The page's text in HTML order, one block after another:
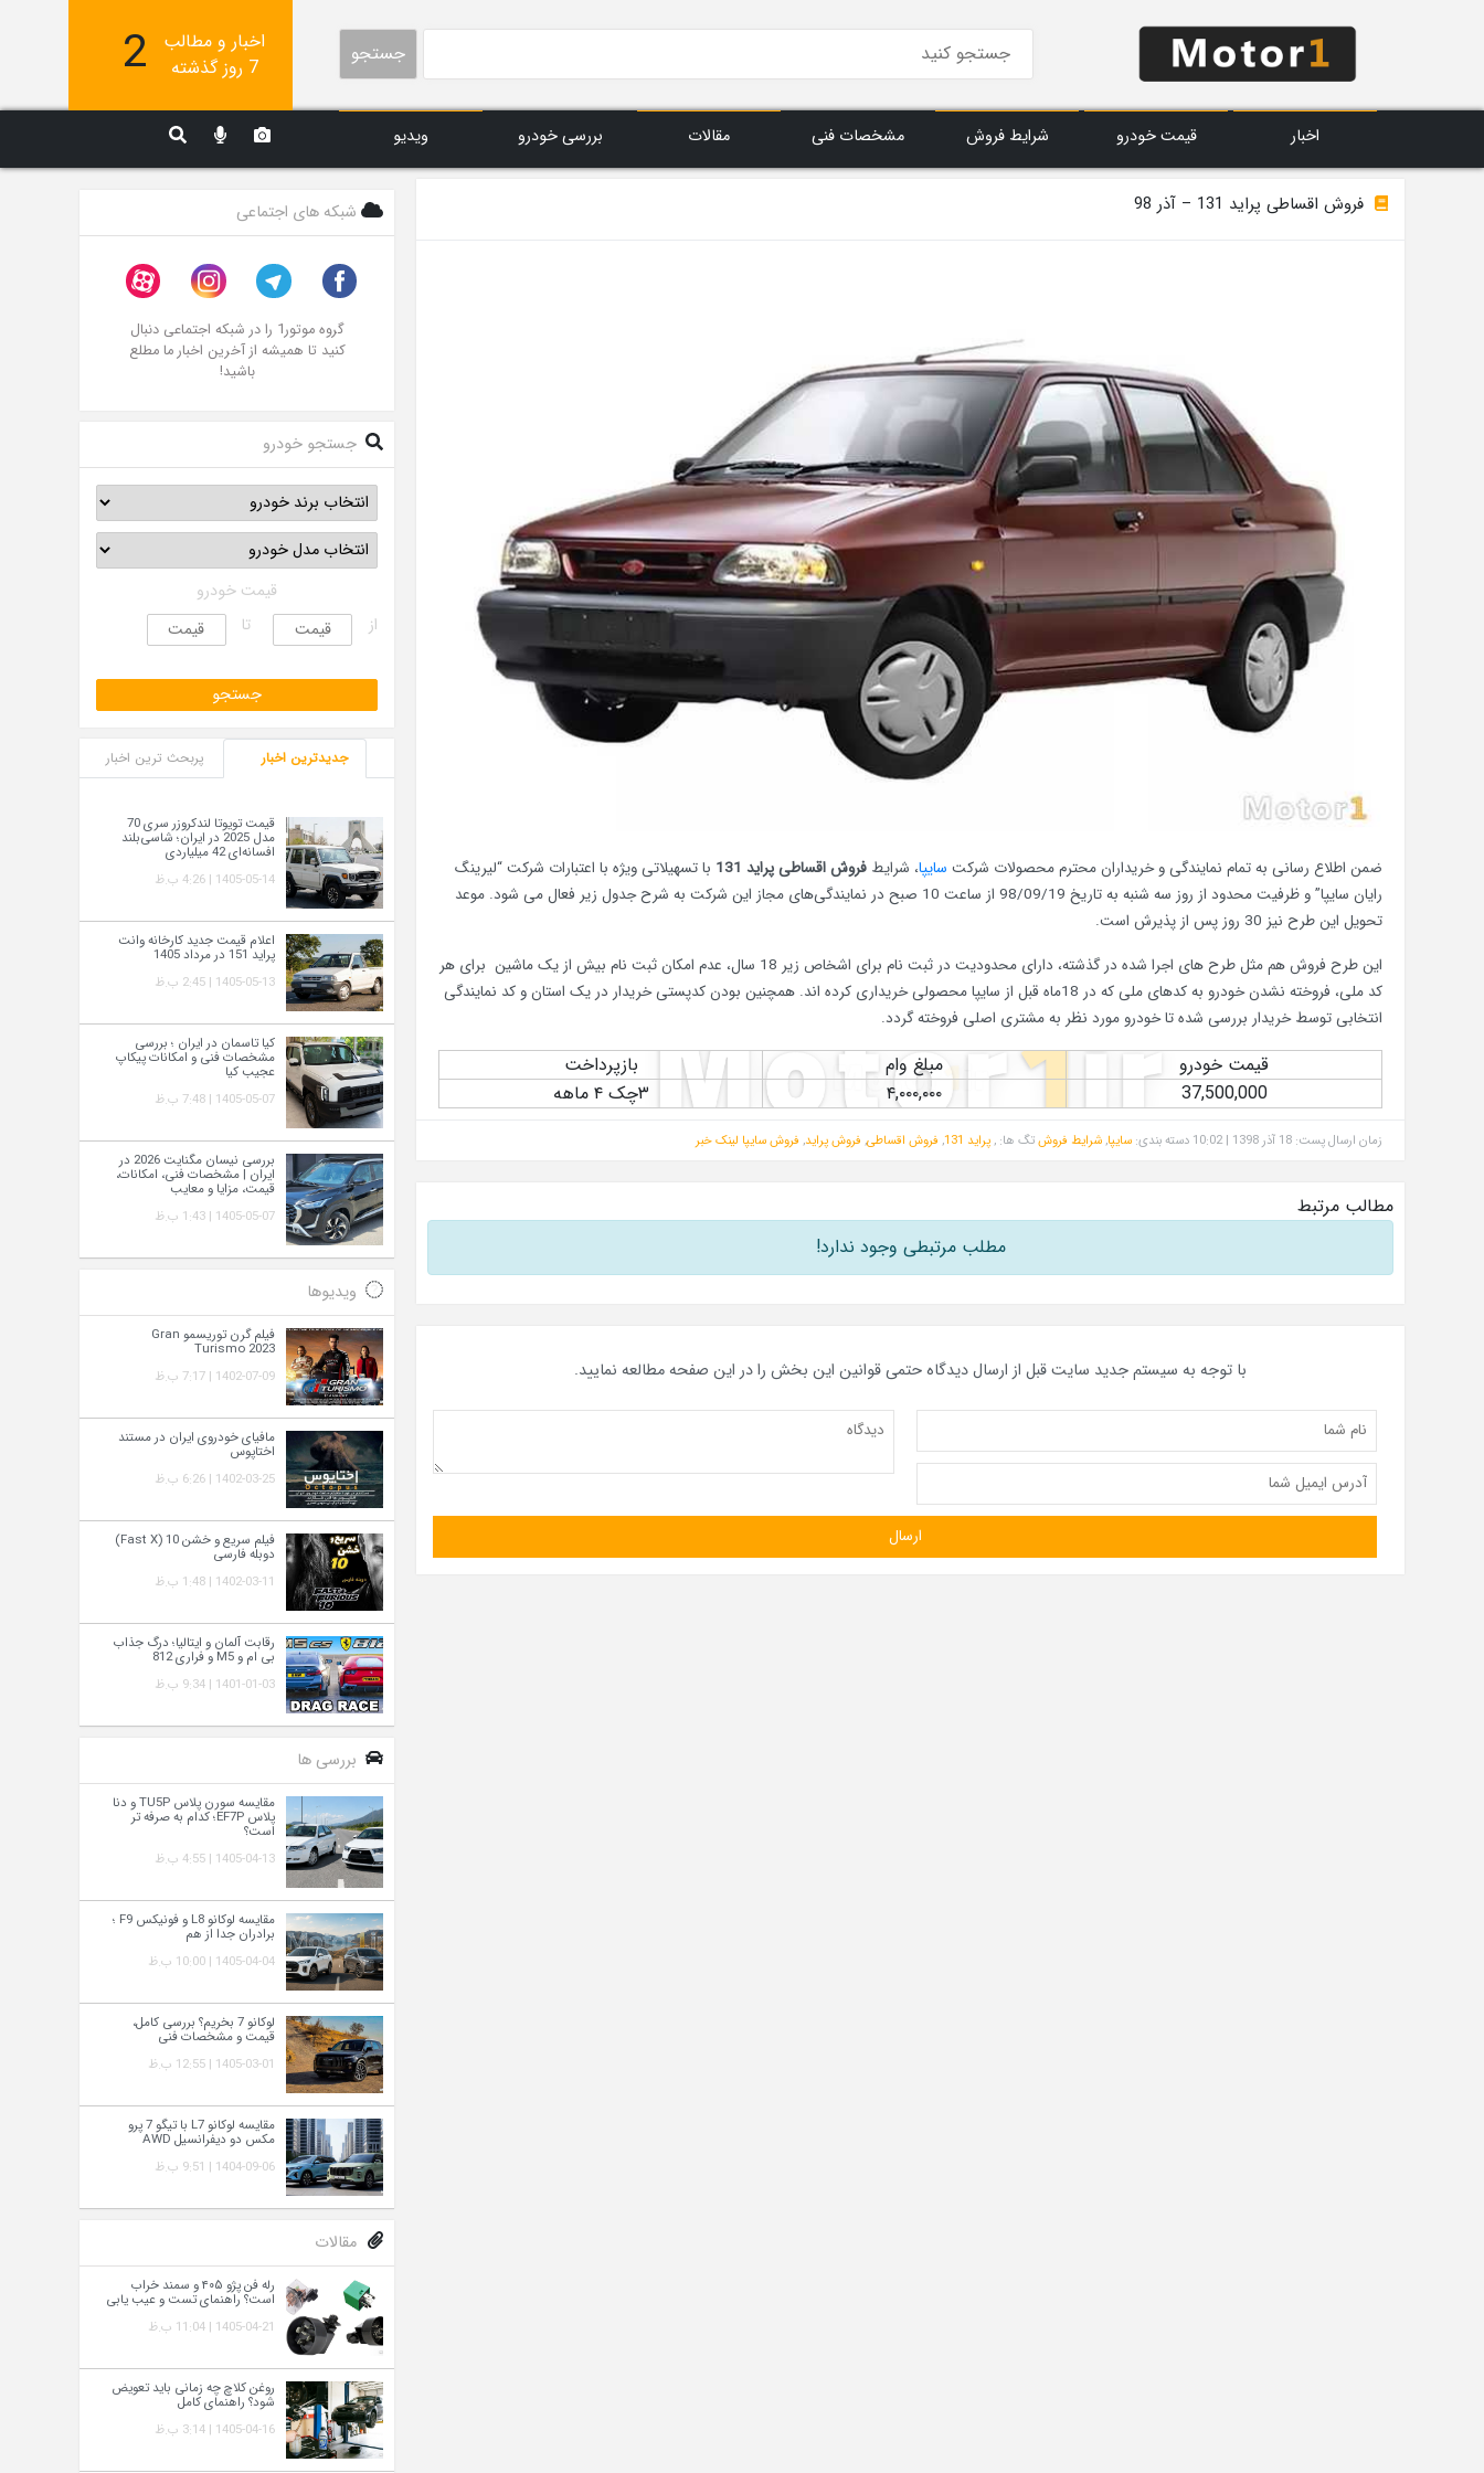
جستجو
اخبار و مطالب
7 روز گذشته
2
اخبار قیمت خودرو شرایط فروش مشخصات فنی مقالات بررسی خودرو ویدیو
فروش اقساطی پراید 131 – آذر 98
ضمن اطلاع رسانی به تمام نمایندگی و خریداران محترم محصولات شرکت سایپا، شرایط فروش اقساطی پراید 131
با تسهیلاتی ویژه با اعتبارات شرکت “لیرینگ
رایان سایپا” و ظرفیت محدود از روز سه شنبه به تاریخ 98/09/19 از ساعت 10 صبح در نمایندگی‌های مجاز این شرکت به شرح جدول زیر فعال می شود. موعد
تحویل این طرح نیز 30 روز پس از پذیرش است.
این طرح فروش هم مثل طرح های اجرا شده در گذشته، دارای محدودیت در ثبت‌ نام برای اشخاص زیر 18 سال، عدم امکان ثبت نام بیش از یک ماشین برای هر
کد ملی، فروخته نشدن خودرو به کدهای ملی که در 18ماه قبل از سایپا محصولی خریداری کرده اند. همچنین بودن کدپستی خریدار در یک استان و کد نمایندگی
انتخابی توسط خریدار بررسی شده تا خودرو مورد نظر به مشتری اصلی فروخته گردد.
قیمت خودرو مبلغ وام
بازپرداخت
37,500,000
۴,۰۰۰,۰۰۰ ۳چک ۴ ماهه
زمان ارسال پست: 18 آذر 1398 | 10:02 دسته بندی: سایپا,شرایط فروشتگ ها: ,پراید 131 , فروش اقساطی, فروش پراید, فروش سایپا لینک خبر
مطالب مرتبط
مطلب مرتبطی وجود ندارد!
با توجه به سیستم جدید سایت قبل از ارسال دیدگاه حتمی قوانین این بخش را در این صفحه مطالعه نمایید.
شبکه های اجتماعی
گروه موتور1 را در شبکه اجتماعی دنبال
کنید تا همیشه از آخرین اخبار ما مطلع
باشید!
جستجو خودرو
قیمت خودرو
از
تا
جدیدترین اخبار پربحث ترین اخبار
قیمت تویوتا لندکروزر سری 70
مدل 2025 در ایران؛ شاسی‌بلند
افسانه‌ای 42 میلیاردی
1405-05-14 | 4:26 ب.ظ
اعلام قیمت جدید کارخانه وانت
پراید 151 در مرداد 1405
1405-05-13 | 2:45 ب.ظ
کیا تاسمان در ایران ؛ بررسی
مشخصات فنی و امکانات پیکاپ
عجیب کیا
1405-05-07 | 7:48 ب.ظ
بررسی نیسان مگنایت 2026 در
ایران | مشخصات فنی، امکانات،
قیمت، مزایا و معایب
1405-05-07 | 1:43 ب.ظ
ویدیوها
فیلم گرن توریسمو Gran
Turismo 2023
1402-07-09 | 7:17 ب.ظ
مافیای خودروی ایران در مستند
اختاپوس
1402-03-25 | 6:26 ب.ظ
فیلم سریع و خشن 10 (Fast X)
دوبله فارسی
1402-03-11 | 1:48 ب.ظ
رقابت آلمان و ایتالیا؛ درگ جذاب
بی ام و M5 و فراری 812
1401-01-03 | 9:34 ب.ظ
بررسی ها
مقایسه سورن پلاس TU5P و دنا
پلاس EF7P؛ کدام به‌ صرفه‌ تر
است؟
1405-04-13 | 4:55 ب.ظ
مقایسه لوکانو L8 و فونیکس F9 ؛
برادران جدا از هم
1405-04-04 | 10:00 ب.ظ
لوکانو 7 بخریم؟ بررسی کامل،
قیمت و مشخصات فنی
1405-03-01 | 12:55 ب.ظ
مقایسه لوکانو L7 با تیگو 7 پرو
مکس دو دیفرانسیل AWD
1404-09-06 | 9:51 ب.ظ
مقالات
رله فن پژو ۴۰۵ و سمند خراب
است؟ راهنمای تست و عیب‌ یابی
1405-04-21 | 11:04 ب.ظ
روغن کلاچ چه زمانی باید تعویض
شود؟ راهنمای کامل
1405-04-16 | 3:14 ب.ظ